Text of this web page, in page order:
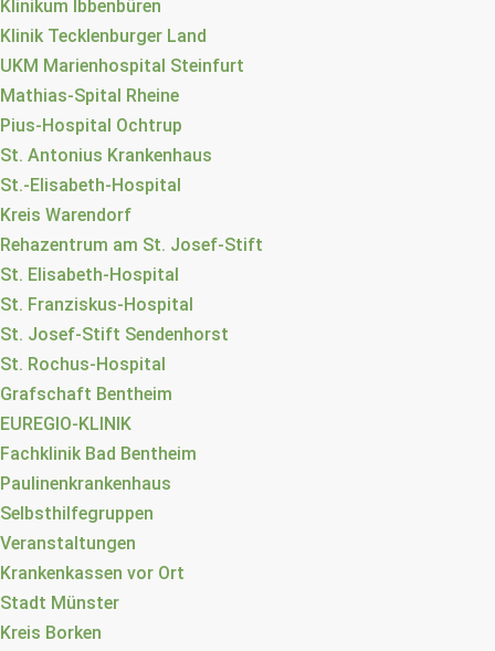
Klinikum Ibbenbüren
Klinik Tecklenburger Land
UKM Marienhospital Steinfurt
Mathias-Spital Rheine
Pius-Hospital Ochtrup
St. Antonius Krankenhaus
St.-Elisabeth-Hospital
Kreis Warendorf
Rehazentrum am St. Josef-Stift
St. Elisabeth-Hospital
St. Franziskus-Hospital
St. Josef-Stift Sendenhorst
St. Rochus-Hospital
Grafschaft Bentheim
EUREGIO-KLINIK
Fachklinik Bad Bentheim
Paulinenkrankenhaus
Selbsthilfegruppen
Veranstaltungen
Krankenkassen vor Ort
Stadt Münster
Kreis Borken